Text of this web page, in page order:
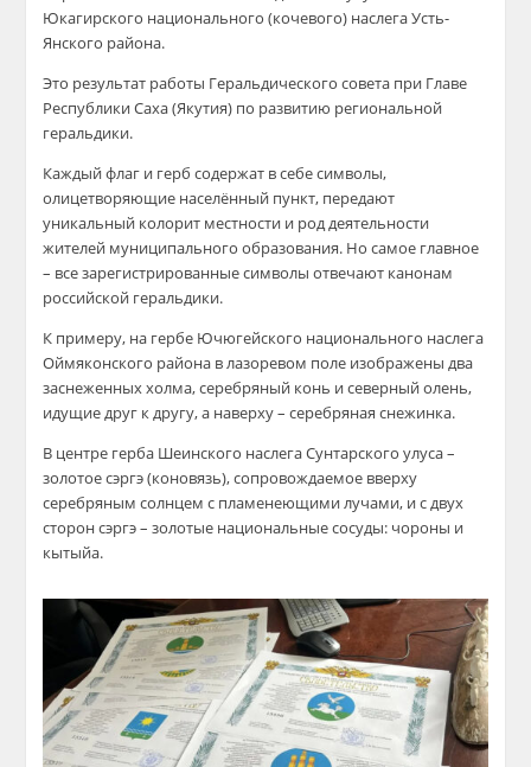
Юкагирского национального (кочевого) наслега Усть-
Янского района.
Это результат работы Геральдического совета при Главе
Республики Саха (Якутия) по развитию региональной
геральдики.
Каждый флаг и герб содержат в себе символы,
олицетворяющие населённый пункт, передают
уникальный колорит местности и род деятельности
жителей муниципального образования. Но самое главное
– все зарегистрированные символы отвечают канонам
российской геральдики.
К примеру, на гербе Ючюгейского национального наслега
Оймяконского района в лазоревом поле изображены два
заснеженных холма, серебряный конь и северный олень,
идущие друг к другу, а наверху – серебряная снежинка.
В центре герба Шеинского наслега Сунтарского улуса –
золотое сэргэ (коновязь), сопровождаемое вверху
серебряным солнцем с пламенеющими лучами, и с двух
сторон сэргэ – золотые национальные сосуды: чороны и
кытыйа.